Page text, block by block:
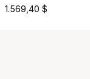
1.569,40 $